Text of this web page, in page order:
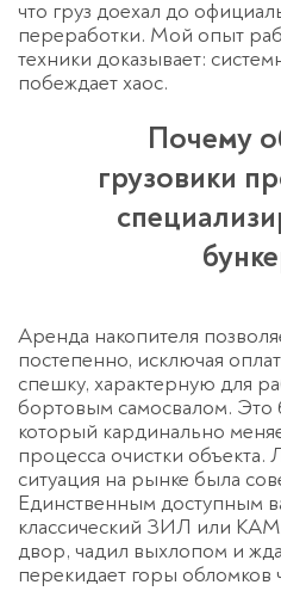
что груз доехал до
переработки. Мой опыт
техники доказывает:
побеждает хаос.
Почему
грузовики
Аренда накопителя
постепенно, исключая
спешку, характерную для
бортовым самосвалом.
который кардинально
процесса очистки объекта.
ситуация на рынке была
Единственным доступным
классический ЗИЛ или
двор, чадил выхлопом и
перекидает горы обломков